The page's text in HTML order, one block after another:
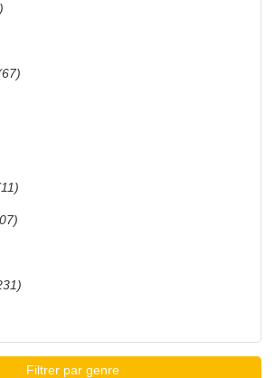
Filtrer par genre